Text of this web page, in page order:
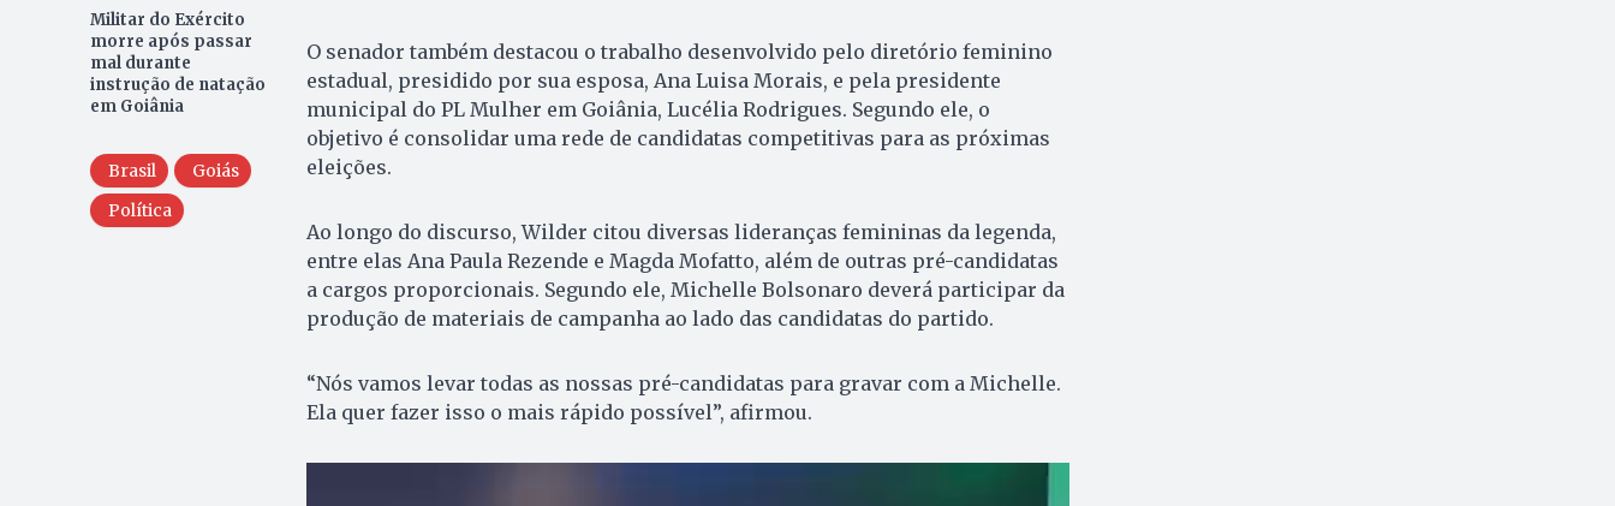
Militar do Exército
morre após passar
mal durante
instrução de natação
em Goiânia
Brasil
Goiás
Política
O senador também destacou o trabalho desenvolvido pelo diretório feminino
estadual, presidido por sua esposa, Ana Luisa Morais, e pela presidente
municipal do PL Mulher em Goiânia, Lucélia Rodrigues. Segundo ele, o
objetivo é consolidar uma rede de candidatas competitivas para as próximas
eleições.
Ao longo do discurso, Wilder citou diversas lideranças femininas da legenda,
entre elas Ana Paula Rezende e Magda Mofatto, além de outras pré-candidatas
a cargos proporcionais. Segundo ele, Michelle Bolsonaro deverá participar da
produção de materiais de campanha ao lado das candidatas do partido.
“Nós vamos levar todas as nossas pré-candidatas para gravar com a Michelle.
Ela quer fazer isso o mais rápido possível”, afirmou.